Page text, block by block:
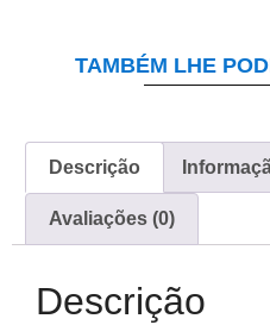
TAMBÉM LHE
Descrição
Avaliações (0)
Descrição